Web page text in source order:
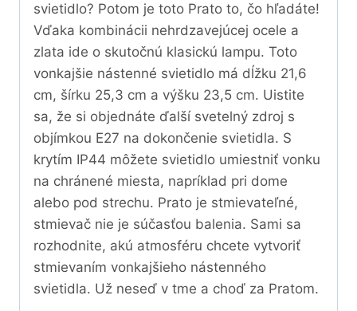
svietidlo? Potom je toto Prato to, čo hľadáte!
Vďaka kombinácii nehrdzavejúcej ocele a
zlata ide o skutočnú klasickú lampu. Toto
vonkajšie nástenné svietidlo má dĺžku 21,6
cm, šírku 25,3 cm a výšku 23,5 cm. Uistite
sa, že si objednáte ďalší svetelný zdroj s
objímkou E27 na dokončenie svietidla. S
krytím IP44 môžete svietidlo umiestniť vonku
na chránené miesta, napríklad pri dome
alebo pod strechu. Prato je stmievateľné,
stmievač nie je súčasťou balenia. Sami sa
rozhodnite, akú atmosféru chcete vytvoriť
stmievaním vonkajšieho nástenného
svietidla. Už neseď v tme a choď za Pratom.